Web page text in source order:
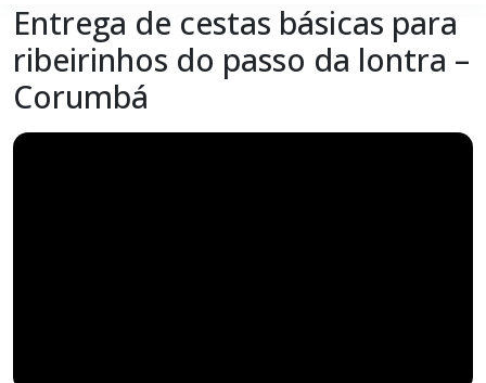
Entrega de cestas básicas para
ribeirinhos do passo da lontra –
Corumbá